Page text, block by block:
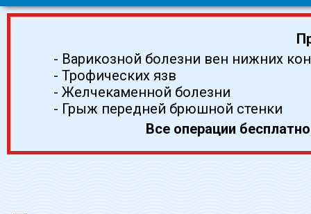
- Варикозной болезни вен нижних
- Трофических язв
- Желчекаменной болезни
- Грыж передней брюшной стенки
Все операции